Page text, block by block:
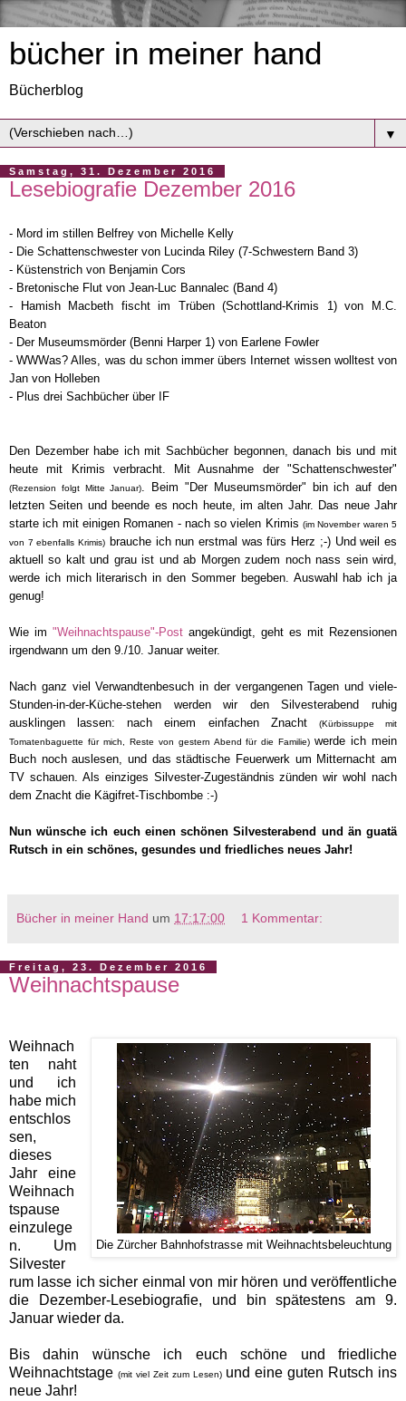
bücher in meiner hand
Bücherblog
▼
Samstag, 31. Dezember 2016
Lesebiografie Dezember 2016
- Mord im stillen Belfrey von Michelle Kelly
- Die Schattenschwester von Lucinda Riley (7-Schwestern Band 3)
- Küstenstrich von Benjamin Cors
- Bretonische Flut von Jean-Luc Bannalec (Band 4)
- Hamish Macbeth fischt im Trüben (Schottland-Krimis 1) von M.C.
Beaton
- Der Museumsmörder (Benni Harper 1) von Earlene Fowler
- WWWas? Alles, was du schon immer übers Internet wissen wolltest von
Jan von Holleben
- Plus drei Sachbücher über IF
Den Dezember habe ich mit Sachbücher begonnen, danach bis und mit
heute mit Krimis verbracht. Mit Ausnahme der "Schattenschwester"
(Rezension folgt Mitte Januar)
. Beim "Der Museumsmörder" bin ich auf den
letzten Seiten und beende es noch heute, im alten Jahr. Das neue Jahr
starte ich mit einigen Romanen - nach so vielen Krimis(im November waren 5
von 7 ebenfalls Krimis)
brauche ich nun erstmal was fürs Herz ;-) Und weil es
aktuell so kalt und grau ist und ab Morgen zudem noch nass sein wird,
werde ich mich literarisch in den Sommer begeben. Auswahl hab ich ja
genug!
Wie im "Weihnachtspause"-Post angekündigt, geht es mit Rezensionen
irgendwann um den 9./10. Januar weiter.
Nach ganz viel Verwandtenbesuch in der vergangenen Tagen und viele-
Stunden-in-der-Küche-stehen werden wir den Silvesterabend ruhig
ausklingen lassen: nach einem einfachen Znacht
(Kürbissuppe mit
Tomatenbaguette für mich, Reste von gestern Abend für die Familie)werde ich mein
Buch noch auslesen, und das städtische Feuerwerk um Mitternacht am
TV schauen. Als einziges Silvester-Zugeständnis zünden wir wohl nach
dem Znacht die Kägifret-Tischbombe :-)
Nun wünsche ich euch einen schönen Silvesterabend und än guatä
Rutsch in ein schönes, gesundes und friedliches neues Jahr!
Bücher in meiner Hand um 17:17:00 1 Kommentar:
Freitag, 23. Dezember 2016
Weihnachtspause
Die Zürcher Bahnhofstrasse mit Weihnachtsbeleuchtung
Weihnach
ten naht
und ich
habe mich
entschlos
sen,
dieses
Jahr eine
Weihnach
tspause
einzulege
n. Um
Silvester
rum lasse ich sicher einmal von mir hören und veröffentliche
die Dezember-Lesebiografie, und bin spätestens am 9.
Januar wieder da.
Bis dahin wünsche ich euch schöne und friedliche
Weihnachtstage (mit viel Zeit zum Lesen) und eine guten Rutsch ins
neue Jahr!